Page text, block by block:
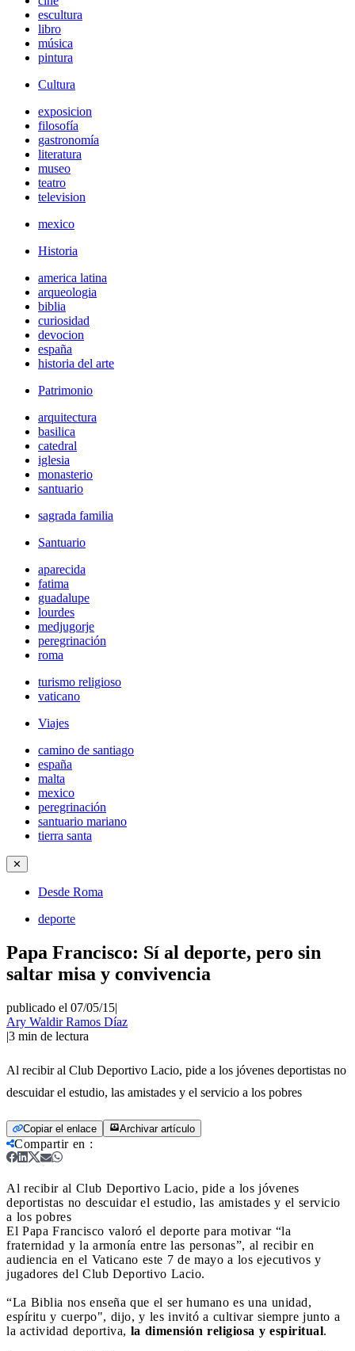
escultura
libro
música
pintura
Cultura
exposicion
filosofía
gastronomía
literatura
museo
teatro
television
mexico
Historia
america latina
arqueologia
biblia
curiosidad
devocion
españa
historia del arte
Patrimonio
arquitectura
basilica
catedral
iglesia
monasterio
santuario
sagrada familia
Santuario
aparecida
fatima
guadalupe
lourdes
medjugorje
peregrinación
roma
turismo religioso
vaticano
Viajes
camino de santiago
españa
malta
mexico
peregrinación
santuario mariano
tierra santa
✕
Desde Roma
deporte
Papa Francisco: Sí al deporte, pero sin
saltar misa y convivencia
publicado el 07/05/15|
Ary Waldir Ramos Díaz
|3 min de lectura
Al recibir al Club Deportivo Lacio, pide a los jóvenes deportistas no
descuidar el estudio, las amistades y el servicio a los pobres
Copiar el enlace Archivar artículo
Compartir en :
Al recibir al Club Deportivo Lacio, pide a los jóvenes
deportistas no descuidar el estudio, las amistades y el servicio
a los pobres
El Papa Francisco valoró el deporte para motivar “la
fraternidad y la armonía entre las personas”, al recibir en
audiencia en el Vaticano este 7 de mayo a los ejecutivos y
jugadores del Club Deportivo Lacio.
“La Biblia nos enseña que el ser humano es una unidad,
espíritu y cuerpo", dijo, y les invitó a cultivar siempre junto a
la actividad deportiva, la dimensión religiosa y espiritual.